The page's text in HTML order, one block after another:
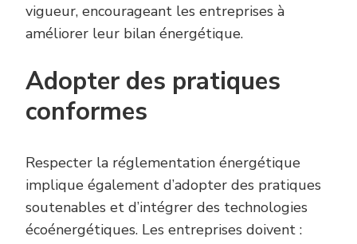
vigueur, encourageant les entreprises à
améliorer leur bilan énergétique.
Adopter des pratiques
conformes
Respecter la réglementation énergétique
implique également d’adopter des pratiques
soutenables et d’intégrer des technologies
écoénergétiques. Les entreprises doivent :